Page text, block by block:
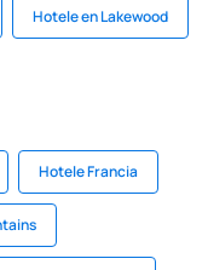
Hotele en Lakewood
Hotele Francia